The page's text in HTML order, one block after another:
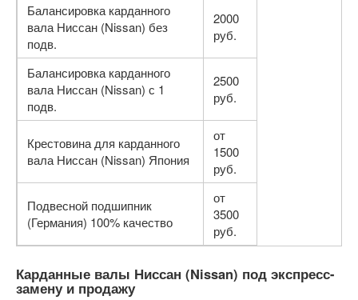
Балансировка карданного
вала Ниссан (Nissan) без
подв.
2000
руб.
Балансировка карданного
вала Ниссан (Nissan) с 1
подв.
2500
руб.
Крестовина для карданного
вала Ниссан (Nissan) Япония
от
1500
руб.
Подвесной подшипник
(Германия) 100% качество
от
3500
руб.
Карданные валы Ниссан (Nissan) под экспресс-
замену и продажу